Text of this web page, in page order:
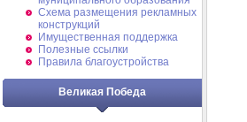
Схема размещения рекламных
конструкций
Имущественная поддержка
Полезные ссылки
Правила благоустройства
Великая Победа